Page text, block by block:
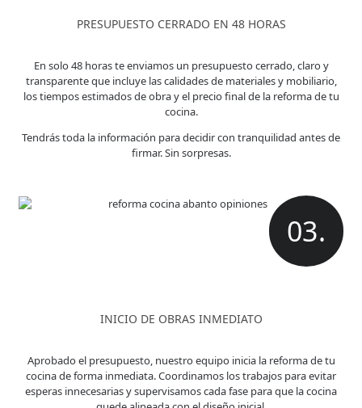
PRESUPUESTO CERRADO EN 48 HORAS
En solo 48 horas te enviamos un presupuesto cerrado, claro y
transparente que incluye las calidades de materiales y mobiliario,
los tiempos estimados de obra y el precio final de la reforma de tu
cocina.
Tendrás toda la información para decidir con tranquilidad antes de
firmar. Sin sorpresas.
03.
INICIO DE OBRAS INMEDIATO
Aprobado el presupuesto, nuestro equipo inicia la reforma de tu
cocina de forma inmediata. Coordinamos los trabajos para evitar
esperas innecesarias y supervisamos cada fase para que la cocina